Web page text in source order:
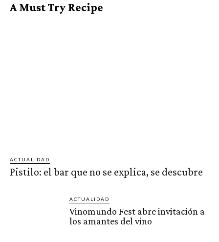
A Must Try Recipe
ACTUALIDAD
Pistilo: el bar que no se explica, se descubre
ACTUALIDAD
Vinomundo Fest abre invitación a
los amantes del vino